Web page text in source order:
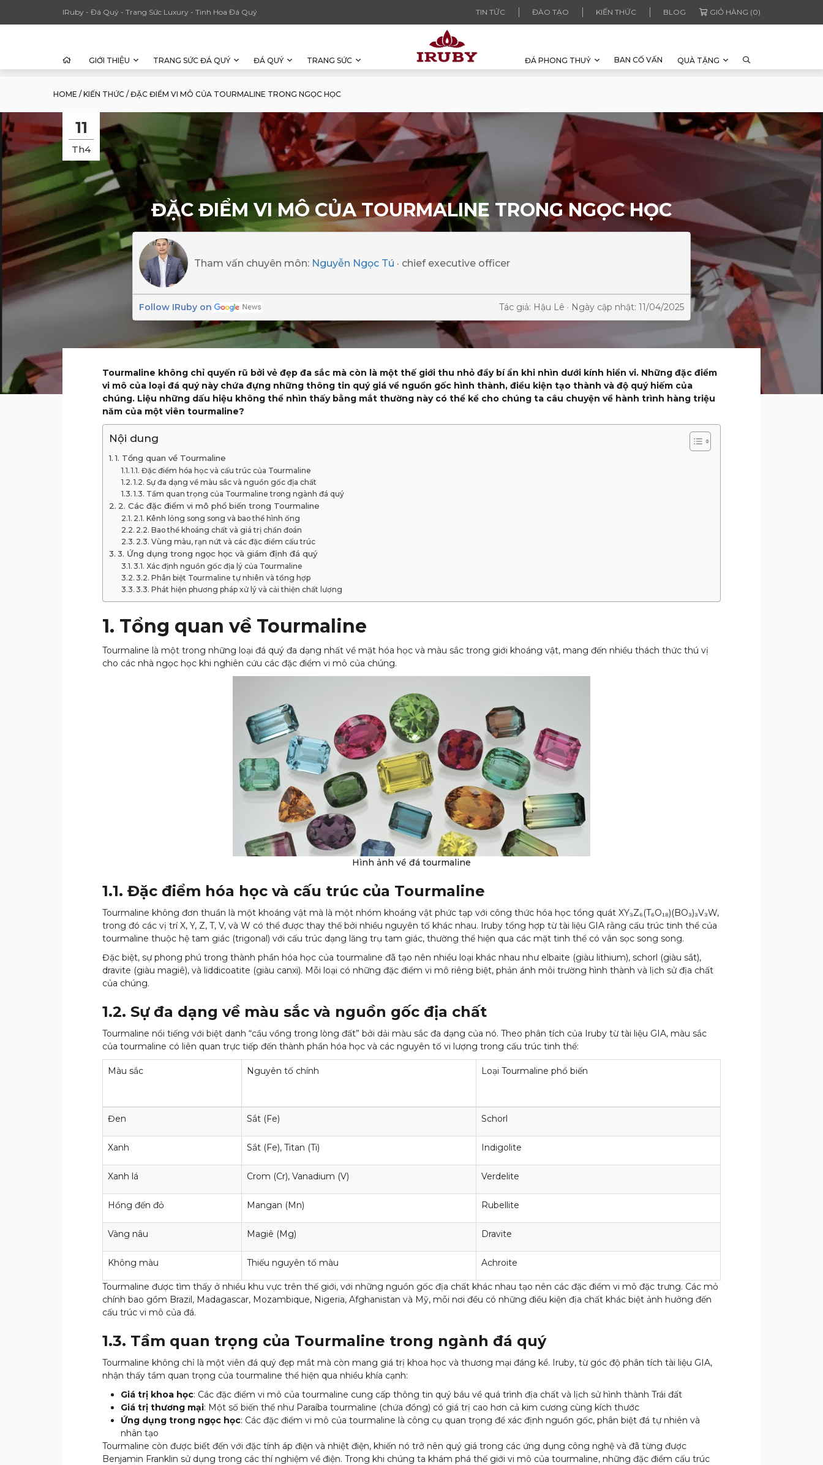
IRuby - Đá Quý - Trang Sức Luxury - Tinh Hoa Đá Quý TIN TỨC ĐÀO TẠO KIẾN THỨC BLOG GIỎ HÀNG (0)
GIỚI THIỆU TRANG SỨC ĐÁ QUÝ ĐÁ QUÝ TRANG SỨC ĐÁ PHONG THUỶ BAN CỐ VẤN QUÀ TẶNG
HOME / KIẾN THỨC / ĐẶC ĐIỂM VI MÔ CỦA TOURMALINE TRONG NGỌC HỌC
11
Th4
ĐẶC ĐIỂM VI MÔ CỦA TOURMALINE TRONG NGỌC HỌC
Tham vấn chuyên môn: Nguyễn Ngọc Tú · chief executive officer
Follow IRuby on Tác giả: Hậu Lê · Ngày cập nhật: 11/04/2025
Tourmaline không chỉ quyến rũ bởi vẻ đẹp đa sắc mà còn là một thế giới thu nhỏ đầy bí ẩn khi nhìn dưới kính hiển vi. Những đặc điểm
vi mô của loại đá quý này chứa đựng những thông tin quý giá về nguồn gốc hình thành, điều kiện tạo thành và độ quý hiếm của
chúng. Liệu những dấu hiệu không thể nhìn thấy bằng mắt thường này có thể kể cho chúng ta câu chuyện về hành trình hàng triệu
năm của một viên tourmaline?
Nội dung
1. Tổng quan về Tourmaline
1.1. Đặc điểm hóa học và cấu trúc của Tourmaline
1.2. Sự đa dạng về màu sắc và nguồn gốc địa chất
1.3. Tầm quan trọng của Tourmaline trong ngành đá quý
2. Các đặc điểm vi mô phổ biến trong Tourmaline
2.1. Kênh lỏng song song và bao thể hình ống
2.2. Bao thể khoáng chất và giá trị chẩn đoán
2.3. Vùng màu, rạn nứt và các đặc điểm cấu trúc
3. Ứng dụng trong ngọc học và giám định đá quý
3.1. Xác định nguồn gốc địa lý của Tourmaline
3.2. Phân biệt Tourmaline tự nhiên và tổng hợp
3.3. Phát hiện phương pháp xử lý và cải thiện chất lượng
1. Tổng quan về Tourmaline
Tourmaline là một trong những loại đá quý đa dạng nhất về mặt hóa học và màu sắc trong giới khoáng vật, mang đến nhiều thách thức thú vị
cho các nhà ngọc học khi nghiên cứu các đặc điểm vi mô của chúng.
Hình ảnh về đá tourmaline
1.1. Đặc điểm hóa học và cấu trúc của Tourmaline
Tourmaline không đơn thuần là một khoáng vật mà là một nhóm khoáng vật phức tạp với công thức hóa học tổng quát XY₃Z₆(T₆O₁₈)(BO₃)₃V₃W,
trong đó các vị trí X, Y, Z, T, V, và W có thể được thay thế bởi nhiều nguyên tố khác nhau. Iruby tổng hợp từ tài liệu GIA rằng cấu trúc tinh thể của
tourmaline thuộc hệ tam giác (trigonal) với cấu trúc dạng lăng trụ tam giác, thường thể hiện qua các mặt tinh thể có vân sọc song song.
Đặc biệt, sự phong phú trong thành phần hóa học của tourmaline đã tạo nên nhiều loại khác nhau như elbaite (giàu lithium), schorl (giàu sắt),
dravite (giàu magiê), và liddicoatite (giàu canxi). Mỗi loại có những đặc điểm vi mô riêng biệt, phản ánh môi trường hình thành và lịch sử địa chất
của chúng.
1.2. Sự đa dạng về màu sắc và nguồn gốc địa chất
Tourmaline nổi tiếng với biệt danh “cầu vồng trong lòng đất” bởi dải màu sắc đa dạng của nó. Theo phân tích của Iruby từ tài liệu GIA, màu sắc
của tourmaline có liên quan trực tiếp đến thành phần hóa học và các nguyên tố vi lượng trong cấu trúc tinh thể:
Màu sắc Nguyên tố chính Loại Tourmaline phổ biến
Đen Sắt (Fe) Schorl
Xanh Sắt (Fe), Titan (Ti) Indigolite
Xanh lá Crom (Cr), Vanadium (V) Verdelite
Hồng đến đỏ Mangan (Mn) Rubellite
Vàng nâu Magiê (Mg) Dravite
Không màu Thiếu nguyên tố màu Achroite
Tourmaline được tìm thấy ở nhiều khu vực trên thế giới, với những nguồn gốc địa chất khác nhau tạo nên các đặc điểm vi mô đặc trưng. Các mỏ
chính bao gồm Brazil, Madagascar, Mozambique, Nigeria, Afghanistan và Mỹ, mỗi nơi đều có những điều kiện địa chất khác biệt ảnh hưởng đến
cấu trúc vi mô của đá.
1.3. Tầm quan trọng của Tourmaline trong ngành đá quý
Tourmaline không chỉ là một viên đá quý đẹp mắt mà còn mang giá trị khoa học và thương mại đáng kể. Iruby, từ góc độ phân tích tài liệu GIA,
nhận thấy tầm quan trọng của tourmaline thể hiện qua nhiều khía cạnh:
Giá trị khoa học: Các đặc điểm vi mô của tourmaline cung cấp thông tin quý báu về quá trình địa chất và lịch sử hình thành Trái đất
Giá trị thương mại: Một số biến thể như Paraíba tourmaline (chứa đồng) có giá trị cao hơn cả kim cương cùng kích thước
Ứng dụng trong ngọc học: Các đặc điểm vi mô của tourmaline là công cụ quan trọng để xác định nguồn gốc, phân biệt đá tự nhiên và
nhân tạo
Tourmaline còn được biết đến với đặc tính áp điện và nhiệt điện, khiến nó trở nên quý giá trong các ứng dụng công nghệ và đã từng được
Benjamin Franklin sử dụng trong các thí nghiệm về điện. Trong khi chúng ta khám phá thế giới vi mô của tourmaline, những đặc điểm cấu trúc